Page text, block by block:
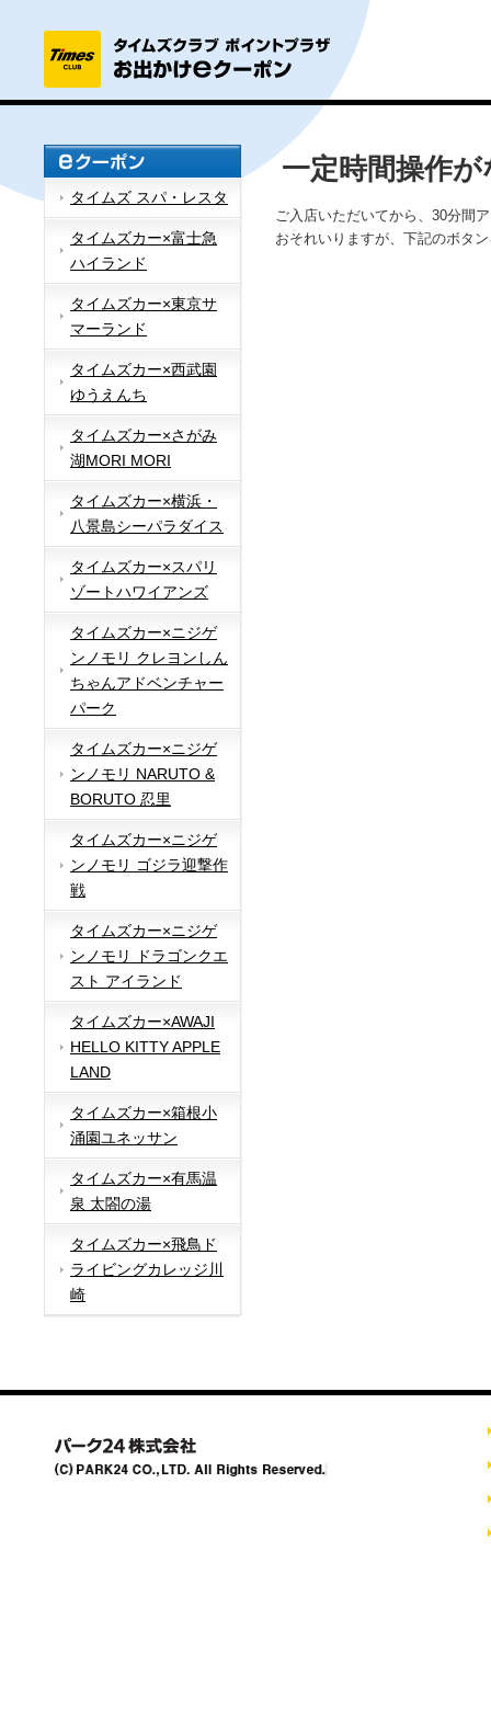
タイムズ スパ・レスタ
タイムズカー×富士急
ハイランド
タイムズカー×東京サ
マーランド
タイムズカー×西武園
ゆうえんち
タイムズカー×さがみ
湖MORI MORI
タイムズカー×横浜・
八景島シーパラダイス
タイムズカー×スパリ
ゾートハワイアンズ
タイムズカー×ニジゲ
ンノモリ クレヨンしん
ちゃんアドベンチャー
パーク
タイムズカー×ニジゲ
ンノモリ NARUTO &
BORUTO 忍里
タイムズカー×ニジゲ
ンノモリ ゴジラ迎撃作
戦
タイムズカー×ニジゲ
ンノモリ ドラゴンクエ
スト アイランド
タイムズカー×AWAJI
HELLO KITTY APPLE
LAND
タイムズカー×箱根小
涌園ユネッサン
タイムズカー×有馬温
泉 太閤の湯
タイムズカー×飛鳥ド
ライビングカレッジ川
崎
一定時間操作
ご入店いただいてから、30分間
おそれいりますが、下記のボタ